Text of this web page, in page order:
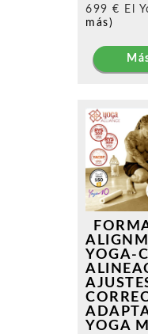
699 € El
más)
YOGA-
YOGA